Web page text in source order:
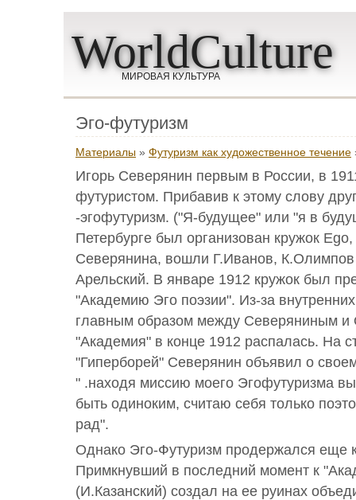
WorldCulture
МИРОВАЯ КУЛЬТУРА
Эго-футуризм
Материалы » Футуризм как художественное течение
Игорь Северянин первым в России, в
футуристом. Прибавив к этому слову
-эгофутуризм. ("Я-будущее" или "я в
Петербурге был организован кружок
Северянина, вошли Г.Иванов,
Арельский. В январе 1912 кружок был
"Академию Эго поэзии". Из-за
главным образом между Северяниным
"Академия" в конце 1912 распалась. На
"Гиперборей" Северянин объявил о
" .находя миссию моего Эгофутуризма
быть одиноким, считаю себя только
рад".
Однако Эго-Футуризм продержался еще
Примкнувший в последний момент к
(И.Казанский) создал на ее руинах